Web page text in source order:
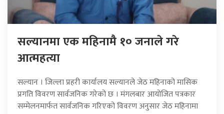
सल्यानमा एक महिनामै १० जनाले गरे
आत्महत्या
सल्यान । जिल्ला प्रहरी कार्यालय सल्यानले जेठ महिनाको मासिक
प्रगति विवरण सार्वजनिक गरेको छ । मंगलबार आयोजित पत्रकार
सम्मेलनमार्फत सार्वजनिक गरिएको विवरण अनुसार जेठ महिनामा